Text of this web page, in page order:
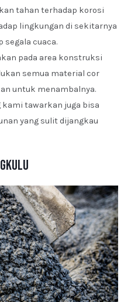
tahan terhadap korosi
lingkungan di sekitarnya
segala cuaca.
pada area konstruksi
semua material cor
untuk menambalnya.
kami tawarkan juga bisa
yang sulit dijangkau